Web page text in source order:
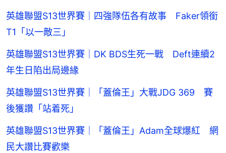
英雄聯盟S13世界賽｜四強隊伍各有故事 Faker領銜
T1「以一敵三」
英雄聯盟S13世界賽｜DK BDS生死一戰 Deft連續2
年生日陷出局邊緣
英雄聯盟S13世界賽｜「蓋倫王」大戰JDG 369 賽
後獲讚「站着死」
英雄聯盟S13世界賽｜「蓋倫王」Adam全球爆紅 網
民大讚比賽歡樂